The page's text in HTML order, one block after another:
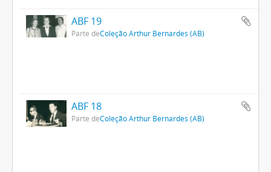
ABF 19
Parte deColeção Arthur Bernardes (AB)
ABF 18
Parte deColeção Arthur Bernardes (AB)